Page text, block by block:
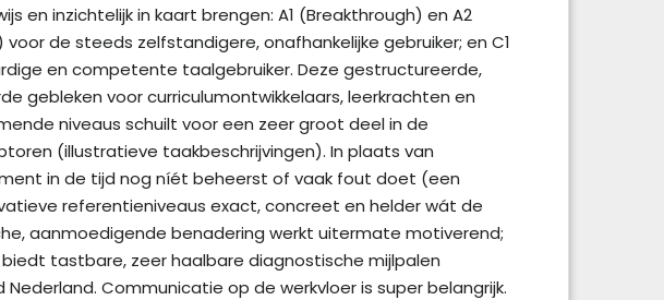
inzichtelijk in kaart brengen: A1 (Breakthrough) en A2
de steeds zelfstandigere, onafhankelijke gebruiker; en C1
en competente taalgebruiker. Deze gestructureerde,
gebleken voor curriculumontwikkelaars, leerkrachten en
niveaus schuilt voor een zeer groot deel in de
(illustratieve taakbeschrijvingen). In plaats van
in de tijd nog níét beheerst of vaak fout doet (een
referentieniveaus exact, concreet en helder wát de
aanmoedigende benadering werkt uitermate motiverend;
tastbare, zeer haalbare diagnostische mijlpalen
Communicatie op de werkvloer is super belangrijk.